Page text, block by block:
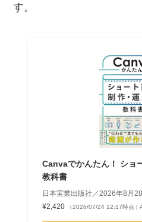
す。
Canvaでかんたん！ ショ
教科書
日本実業出版社／2026年8月
¥2,420
（2026/07/24 12:17時点 |